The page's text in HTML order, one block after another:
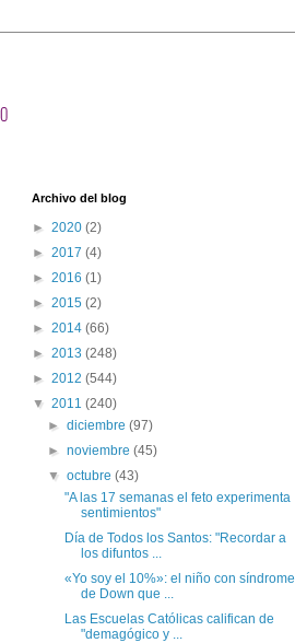
Archivo del blog
► 2020 (2)
► 2017 (4)
► 2016 (1)
► 2015 (2)
► 2014 (66)
► 2013 (248)
► 2012 (544)
▼ 2011 (240)
►diciembre(97)
►noviembre(45)
▼octubre(43)
"A las 17 semanas el feto experimenta
sentimientos"
Día de Todos los Santos: "Recordar a
los difuntos ...
«Yo soy el 10%»: el niño con síndrome
de Down que ...
Las Escuelas Católicas califican de
"demagógico y ...